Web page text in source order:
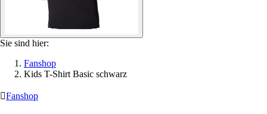
Sie sind hier:
Fanshop
Kids T-Shirt Basic schwarz
Fanshop